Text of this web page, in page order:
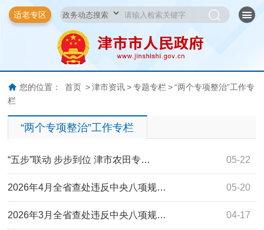
适老专区
您的位置： 首页 > 津市资讯 > 专题专栏 > “两个专项整治”工作专
栏
“两个专项整治”工作专栏
05-22
“五步”联动 步步到位 津市农田专…
05-20
2026年4月全省查处违反中央八项规…
04-17
2026年3月全省查处违反中央八项规…